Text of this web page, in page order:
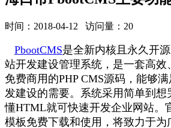
时间：2018-04-12 访问量：20
PbootCMS是全新内核且永久开
站开发建设管理系统，是一套高效
免费商用的PHP CMS源码，能够
发建设的需要。系统采用简单到
懂HTML就可快速开发企业网站。
模板免费下载和使用，将致力于为